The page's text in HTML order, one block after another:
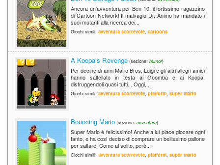
Ancora un'avventura per Ben 10, il fortissimo ragazzino
di Cartoon Network! Il malvagio Dr. Animo ha mandato i
suoi mutanti alla ricerca dei...
Giochi simili: avventura scorrevole, cartoons
A Koopa's Revenge (sezione: humor)
Per decine di anni Mario Bros, Luigi e gli altri allegri amici
hanno saltellato in testa ai Goomba e ai Koopa,
distruggendoli quasi tutti... Oggi,...
Giochi simili: avventura scorrevole, platform, super mario
Bouncing Mario (sezione: avventura)
Super Mario è felicissimo! Anche a lui piace giocare ogni
tanto, e ha così deciso di comprare un bellissimo pallone
per saltare! Come al solito, però...
Giochi simili: avventura scorrevole, platform, super mario